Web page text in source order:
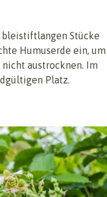
bleistiftlangen Stücke
Humuserde ein, um
austrocknen. Im
Platz.